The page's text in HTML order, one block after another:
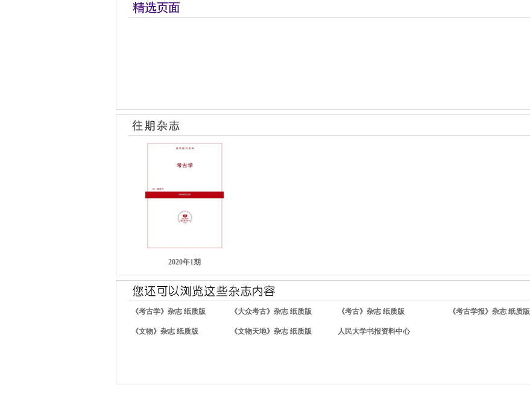
2020年1期
《考古学》杂志 纸质版 《大众考古》杂志 纸质版 《考古》杂志 纸质版 《考古学报》杂志 纸质版
《文物》杂志 纸质版 《文物天地》杂志 纸质版 人民大学书报资料中心